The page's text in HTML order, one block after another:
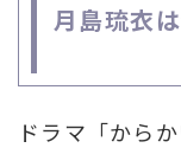
月島琉衣
ドラマ「から